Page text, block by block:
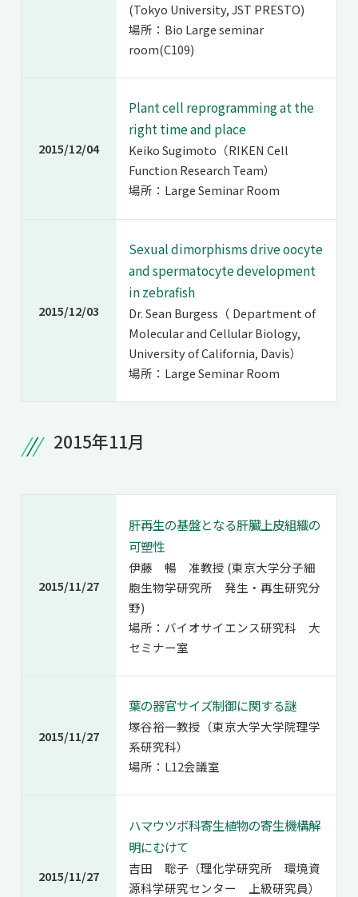
(Tokyo University, JST PRESTO)
場所：Bio Large seminar
room(C109)
2015/12/04
Plant cell reprogramming at the
right time and place
Keiko Sugimoto（RIKEN Cell
Function Research Team）
場所：Large Seminar Room
2015/12/03
Sexual dimorphisms drive oocyte
and spermatocyte development
in zebrafish
Dr. Sean Burgess（ Department of
Molecular and Cellular Biology,
University of California, Davis）
場所：Large Seminar Room
2015年11月
2015/11/27
肝再生の基盤となる肝臓上皮組織の
可塑性
伊藤 暢 准教授 (東京大学分子細
胞生物学研究所 発生・再生研究分
野)
場所：バイオサイエンス研究科 大
セミナー室
2015/11/27
葉の器官サイズ制御に関する謎
塚谷裕一教授（東京大学大学院理学
系研究科）
場所：L12会議室
2015/11/27
ハマウツボ科寄生植物の寄生機構解
明にむけて
吉田 聡子（理化学研究所 環境資
源科学研究センター 上級研究員）